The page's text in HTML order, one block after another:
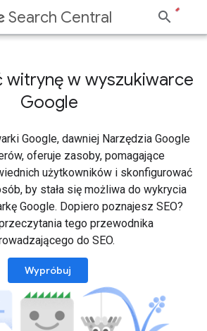
Search Central
witrynę w wyszukiwarce
Google
Google, dawniej Narzędzia Google
oferuje zasoby, pomagające
użytkowników i skonfigurować
by stała się możliwa do wykrycia
Google. Dopiero poznajesz SEO?
tego przewodnika
do SEO.
Wypróbuj